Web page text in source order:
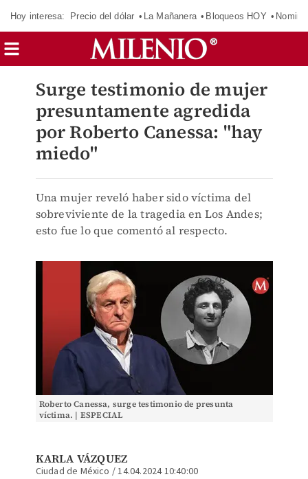
Hoy interesa: Precio del dólar La Mañanera Bloqueos HOY
Surge testimonio de mujer
presuntamente agredida
por Roberto Canessa: "hay
miedo"
Una mujer reveló haber sido víctima del
sobreviviente de la tragedia en Los Andes;
esto fue lo que comentó al respecto.
Roberto Canessa, surge testimonio de presunta
víctima. | ESPECIAL
KARLA VÁZQUEZ
Ciudad de México /14.04.2024 10:40:00